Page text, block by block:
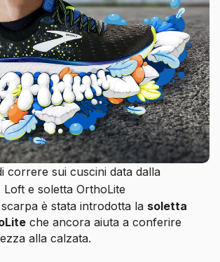
correre sui cuscini data dalla
e soletta OrthoLite
è stata introdotta la soletta
che ancora aiuta a conferire
alla calzata.